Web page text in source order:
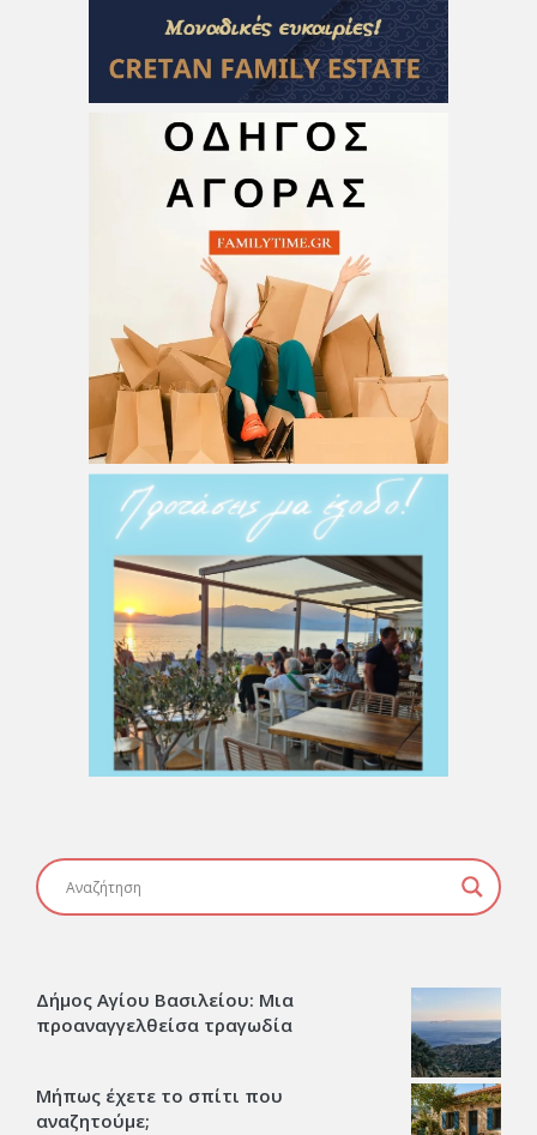
Δήμος Αγίου Βασιλείου: Μια
προαναγγελθείσα τραγωδία
Μήπως έχετε το σπίτι που
αναζητούμε;